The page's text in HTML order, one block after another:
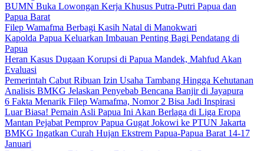
BUMN Buka Lowongan Kerja Khusus Putra-Putri Papua dan
Papua Barat
Filep Wamafma Berbagi Kasih Natal di Manokwari
Kapolda Papua Keluarkan Imbauan Penting Bagi Pendatang di
Papua
Heran Kasus Dugaan Korupsi di Papua Mandek, Mahfud Akan
Evaluasi
Pemerintah Cabut Ribuan Izin Usaha Tambang Hingga Kehutanan
Analisis BMKG Jelaskan Penyebab Bencana Banjir di Jayapura
6 Fakta Menarik Filep Wamafma, Nomor 2 Bisa Jadi Inspirasi
Luar Biasa! Pemain Asli Papua Ini Akan Berlaga di Liga Eropa
Mantan Pejabat Pemprov Papua Gugat Jokowi ke PTUN Jakarta
BMKG Ingatkan Curah Hujan Ekstrem Papua-Papua Barat 14-17
Januari